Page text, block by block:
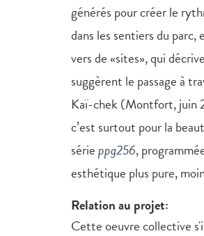
générés pour créer le
dans les sentiers du
vers de «sites», qui
suggèrent le passage à
Kaï-chek (Montfort, juin
c’est surtout pour la
sérieppg256,
esthétique plus pure,
Relation au projet:
Cette oeuvre collective